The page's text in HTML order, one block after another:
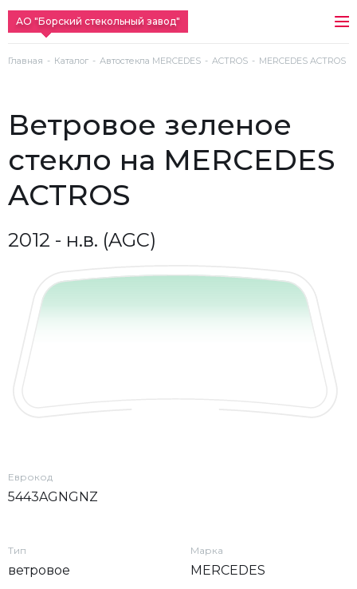
АО "Борский стекольный завод"
Главная Каталог Автостекла MERCEDES ACTROS MERCEDES ACTROS
ветровое зеленое
стекло на MERCEDES
ACTROS
2012 - н.в. (AGC)
Еврокод
5443AGNGNZ
Тип
ветровое
Марка
MERCEDES